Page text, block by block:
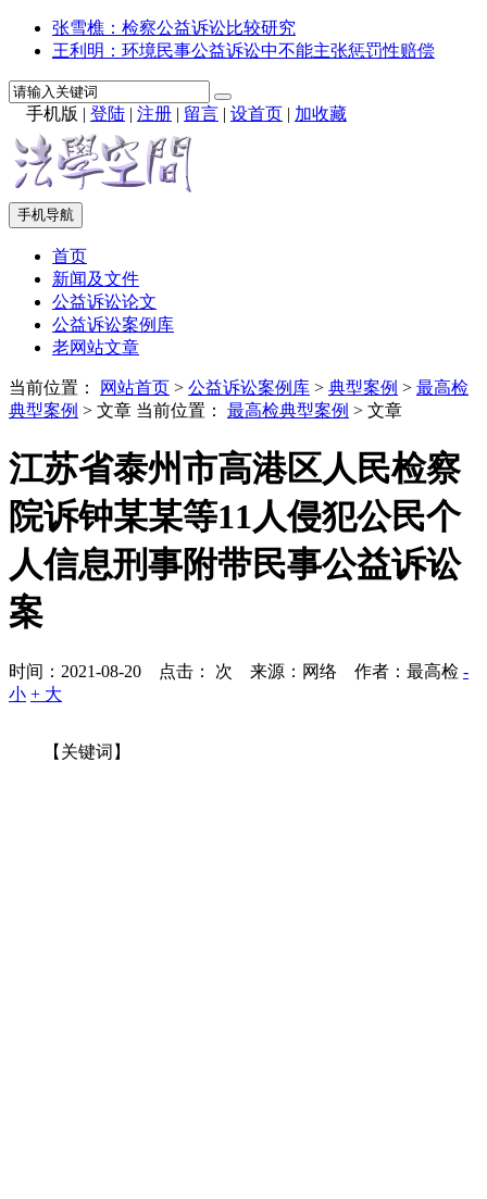
张雪樵：检察公益诉讼比较研究
王利明：环境民事公益诉讼中不能主张惩罚性赔偿
手机版 | 登陆 | 注册 | 留言 | 设首页 | 加收藏
手机导航
首页
新闻及文件
公益诉讼论文
公益诉讼案例库
老网站文章
当前位置： 网站首页 > 公益诉讼案例库 > 典型案例 > 最高检
典型案例 > 文章 当前位置： 最高检典型案例 > 文章
江苏省泰州市高港区人民检察
院诉钟某某等11人侵犯公民个
人信息刑事附带民事公益诉讼
案
时间：2021-08-20 点击： 次 来源：网络 作者：最高检 -
小 + 大
【关键词】